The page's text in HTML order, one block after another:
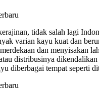
tidak salah lagi
varian kayu kuat dan
dan
distribusinya
diberbagai tempat seperti